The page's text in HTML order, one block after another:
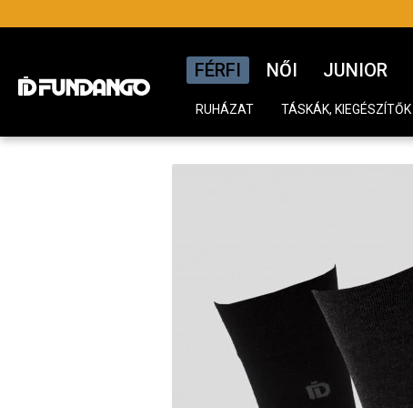
FÉRFI NŐI JUNIOR
RUHÁZAT TÁSKÁK, KIEGÉSZÍTŐK